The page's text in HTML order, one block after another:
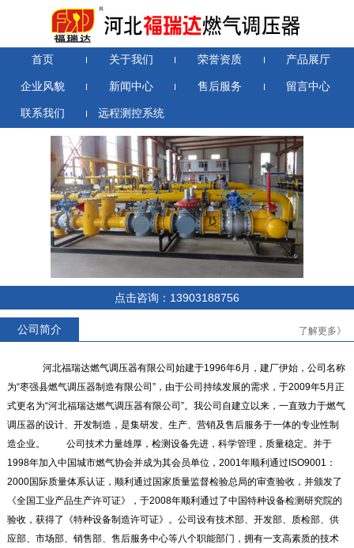
首页 关于我们 荣誉资质 产品展厅
企业风貌 新闻中心 售后服务 留言中心
联系我们 远程测控系统
点击咨询：13903188756
公司简介 了解更多》
河北福瑞达燃气调压器有限公司始建于1996年6月，建厂伊始，公司名称
为“枣强县燃气调压器制造有限公司”，由于公司持续发展的需求，于2009年5月正
式更名为“河北福瑞达燃气调压器有限公司”。我公司自建立以来，一直致力于燃气
调压器的设计、开发制造，是集研发、生产、营销及售后服务于一体的专业性制
造企业。 公司技术力量雄厚，检测设备先进，科学管理，质量稳定。并于
1998年加入中国城市燃气协会并成为其会员单位，2001年顺利通过ISO9001：
2000国际质量体系认证，顺利通过国家质量监督检验总局的审查验收，并颁发了
《全国工业产品生产许可证》，于2008年顺利通过了中国特种设备检测研究院的
验收，获得了《特种设备制造许可证》。公司设有技术部、开发部、质检部、供
应部、市场部、销售部、售后服务中心等八个职能部门，拥有一支高素质的技术
RTZ-*/0.4D系列燃气调压器
RTZ-*/4.0-*G系列燃气调压器 RTZ-15/0.4中压进户表前调压
器
RTZ-*/0.4FQ系列燃气调压器 RTZ-*/0.4-*A系列燃气调压器